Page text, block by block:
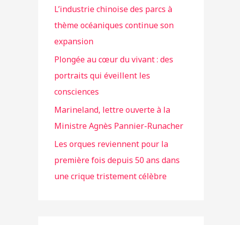
L’industrie chinoise des parcs à
thème océaniques continue son
expansion
Plongée au cœur du vivant : des
portraits qui éveillent les
consciences
Marineland, lettre ouverte à la
Ministre Agnès Pannier-Runacher
Les orques reviennent pour la
première fois depuis 50 ans dans
une crique tristement célèbre